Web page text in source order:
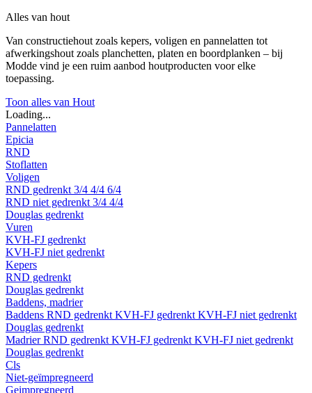
Alles van hout
Van constructiehout zoals kepers, voligen en pannelatten tot
afwerkingshout zoals planchetten, platen en boordplanken – bij
Modde vind je een ruim aanbod houtproducten voor elke
toepassing.
Toon alles van Hout
Loading...
Pannelatten
Epicia
RND
Stoflatten
Voligen
RND gedrenkt 3/4 4/4 6/4
RND niet gedrenkt 3/4 4/4
Douglas gedrenkt
Vuren
KVH-FJ gedrenkt
KVH-FJ niet gedrenkt
Kepers
RND gedrenkt
Douglas gedrenkt
Baddens, madrier
Baddens RND gedrenkt KVH-FJ gedrenkt KVH-FJ niet gedrenkt
Douglas gedrenkt
MadrierRND gedrenkt KVH-FJ gedrenkt KVH-FJ niet gedrenkt
Douglas gedrenkt
Cls
Niet-geïmpregneerd
Geimpregneerd